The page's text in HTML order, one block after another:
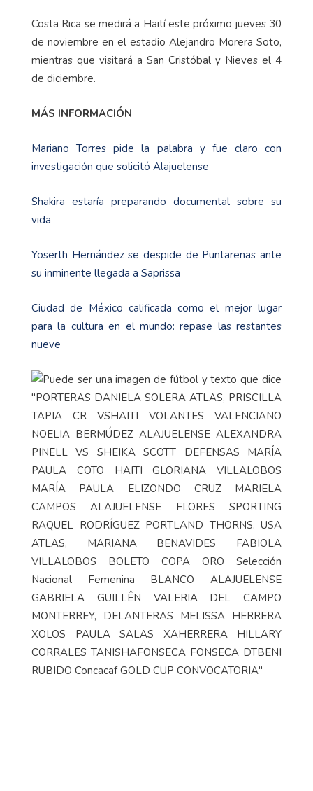
Costa Rica se medirá a Haití este próximo jueves 30
de noviembre en el estadio Alejandro Morera Soto,
mientras que visitará a San Cristóbal y Nieves el 4
de diciembre.
MÁS INFORMACIÓN
Mariano Torres pide la palabra y fue claro con
investigación que solicitó Alajuelense
Shakira estaría preparando documental sobre su
vida
Yoserth Hernández se despide de Puntarenas ante
su inminente llegada a Saprissa
Ciudad de México calificada como el mejor lugar
para la cultura en el mundo: repase las restantes
nueve